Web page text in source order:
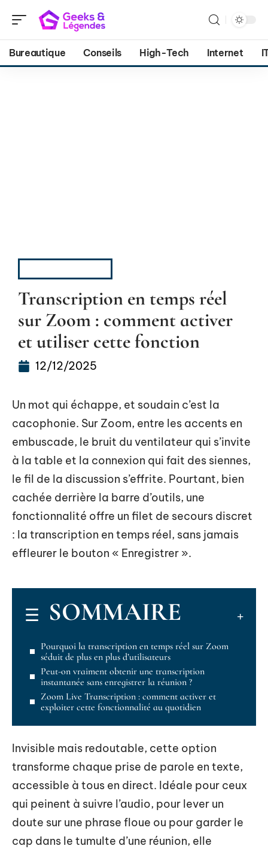
Bureautique Conseils High-Tech Internet
Transcription en temps réel
sur Zoom : comment activer
et utiliser cette fonction
12/12/2025
Un mot qui échappe, et soudain c’est la
cacophonie. Sur Zoom, entre les accents en
embuscade, le bruit du ventilateur qui s’invite
à la table et la connexion qui fait des siennes,
le fil de la discussion s’effrite. Pourtant, bien
cachée derrière la barre d’outils, une
fonctionnalité offre un filet de secours discret
: la transcription en temps réel, sans jamais
effleurer le bouton « Enregistrer ».
SOMMAIRE
Pourquoi la transcription en temps réel sur Zoom
séduit de plus en plus d’utilisateurs
Peut-on vraiment obtenir une transcription
instantanée sans enregistrer la réunion ?
Zoom Live Transcription : comment activer et
exploiter cette fonctionnalité au quotidien
Invisible mais redoutable, cette option
transforme chaque prise de parole en texte,
accessible à tous en direct. Idéale pour ceux
qui peinent à suivre l’audio, pour lever un
doute sur une phrase floue ou pour garder le
cap dans le tumulte d’une réunion, elle